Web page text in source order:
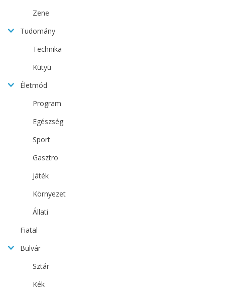
Zene
Tudomány
Technika
Kütyü
Életmód
Program
Egészség
Sport
Gasztro
Játék
Környezet
Állati
Fiatal
Bulvár
Sztár
Kék